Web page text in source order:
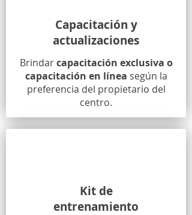
Capacitación y
actualizaciones
Brindarcapacitación exclusiva o
capacitación en línea según la
preferencia del propietario del
centro.
Kit de
entrenamiento